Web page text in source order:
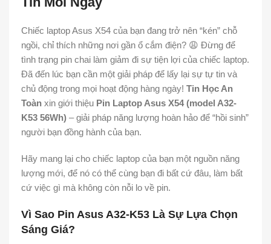
Chiếc laptop Asus X54 của bạn đang trở nên “kén” chỗ
ngồi, chỉ thích những nơi gần ổ cắm điện? 😩 Đừng để
tình trạng pin chai làm giảm đi sự tiện lợi của chiếc laptop.
Đã đến lúc bạn cần một giải pháp để lấy lại sự tự tin và
chủ động trong mọi hoạt động hàng ngày! Tin Học An
Toàn xin giới thiệu Pin Laptop Asus X54 (model A32-
K53 56Wh) – giải pháp năng lượng hoàn hảo để “hồi sinh”
người bạn đồng hành của bạn.
Hãy mang lại cho chiếc laptop của bạn một nguồn năng
lượng mới, để nó có thể cùng bạn đi bất cứ đâu, làm bất
cứ việc gì mà không còn nỗi lo về pin.
Vì Sao Pin Asus A32-K53 Là Sự Lựa Chọn
Sáng Giá?